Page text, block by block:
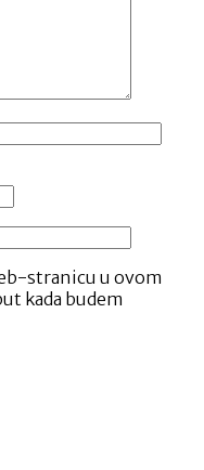
stranicu u ovom
kada budem